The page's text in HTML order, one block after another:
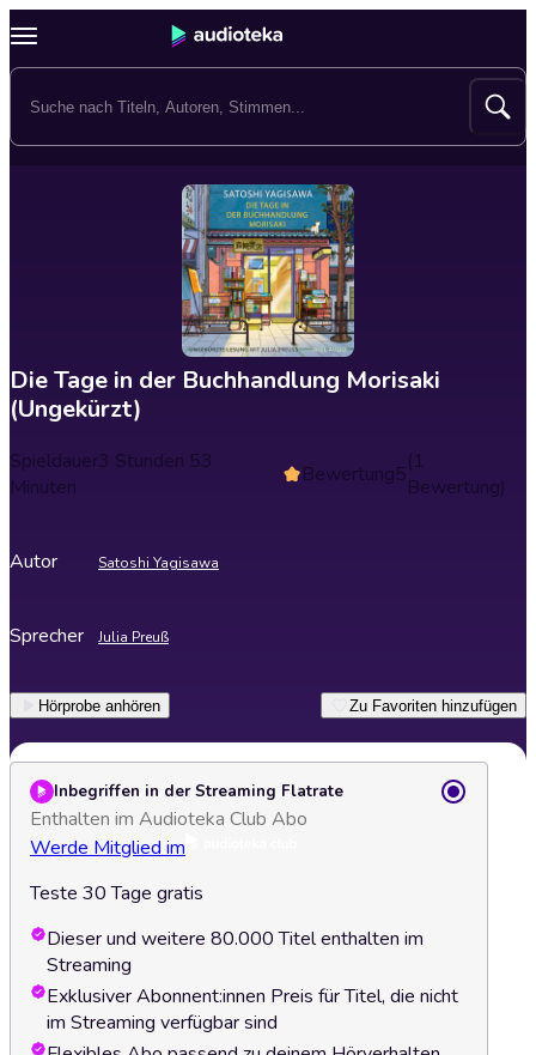
Die Tage in der Buchhandlung Morisaki
(Ungekürzt)
Spieldauer3 Stunden 53
Minuten
Bewertung5(1
Bewertung)
Autor Satoshi Yagisawa
Sprecher Julia Preuß
Hörprobe anhören Zu Favoriten hinzufügen
Inbegriffen in der Streaming Flatrate
Enthalten im Audioteka Club Abo
Werde Mitglied im
Teste 30 Tage gratis
Dieser und weitere 80.000 Titel enthalten im
Streaming
Exklusiver Abonnent:innen Preis für Titel, die nicht
im Streaming verfügbar sind